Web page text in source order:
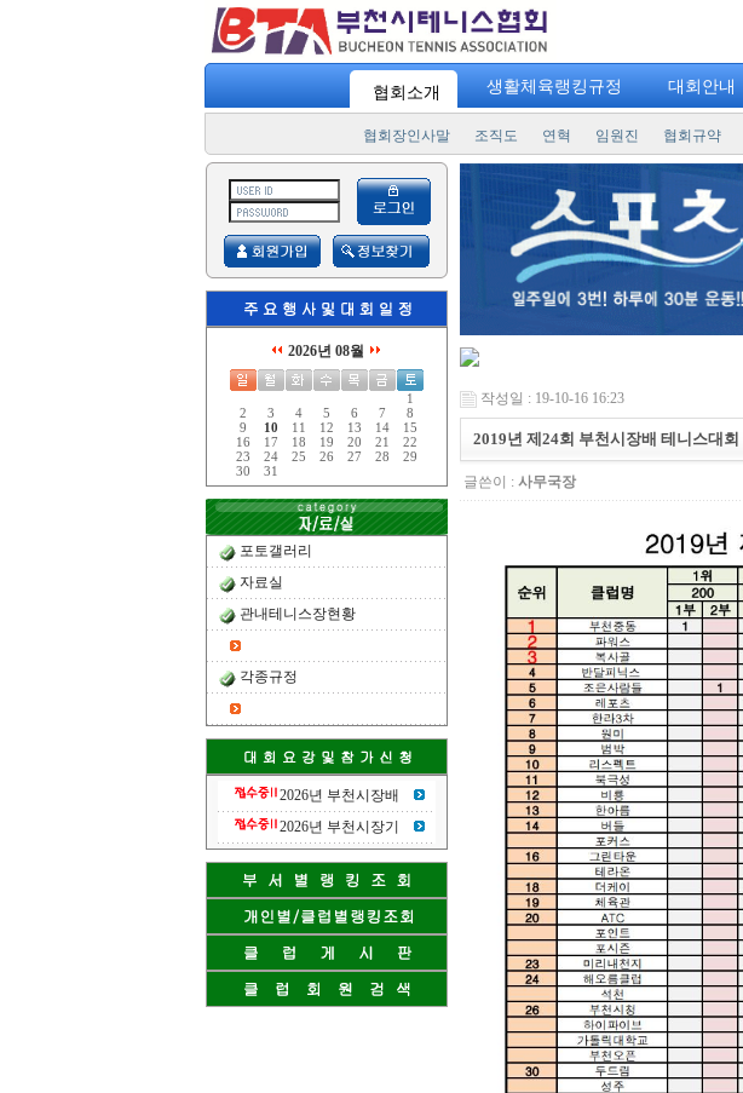
협회소개 생활체육랭킹규정 대회안내
협회장인사말 조직도 연혁 임원진 협회규약
2026년 08월
1
2
3 4 5 6 7
8
9
10 11 12 13 14
15
16
17 18 19 20 21
22
23
24 25 26 27 28
29
30
31
포토갤러리
자료실
관내테니스장현황
각종규정
2026년 부천시장배
2026년 부천시장기
작성일 : 19-10-16 16:23
2019년 제24회 부천시장배 테니스대회
글쓴이 : 사무국장